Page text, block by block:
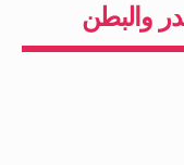
والبطن